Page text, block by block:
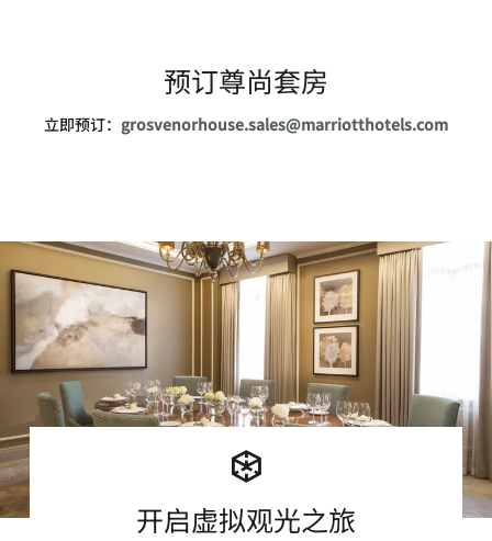
预订尊尚套房
立即预订： grosvenorhouse.sales@marriotthotels.com
开启虚拟观光之旅